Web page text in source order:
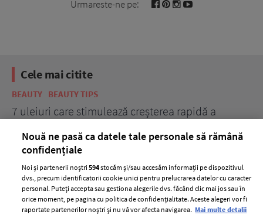
Urmareste-ne pe:
Cele mai citite
BEAUTY BEAUTY TIPS
7 uleiuri care stimulează creșterea rapidă a
Nouă ne pasă ca datele tale personale să rămână
confidențiale
Noi și partenerii noștri594stocăm și/sau accesăm informații pe dispozitivul
dvs., precum identificatorii cookie unici pentru prelucrarea datelor cu caracter
personal. Puteți accepta sau gestiona alegerile dvs. făcând clic mai jos sau în
orice moment, pe pagina cu politica de confidențialitate. Aceste alegeri vor fi
raportate partenerilor noștri și nu vă vor afecta navigarea. Mai multe detalii